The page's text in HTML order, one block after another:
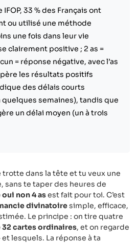
33 % des Français ont
ou utilisé une méthode
une fois dans leur vie
clairement positive ; 2 as =
= réponse négative, avec l’as
les résultats positifs
des délais courts
quelques semaines), tandis que
un délai moyen (un à trois
trotte dans la tête et tu veux une
sans te taper des heures de
non 4 asest fait pour toi. C’est
divinatoiresimple, efficace,
Le principe : on tire quatre
32 cartes ordinaires, et on regarde
lesquels. La réponse à ta